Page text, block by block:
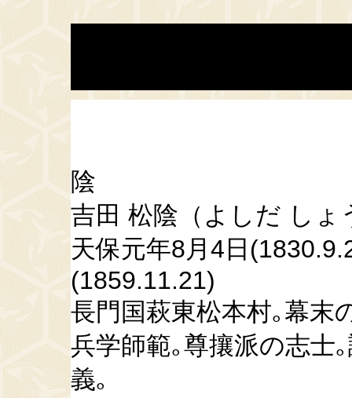
陰
吉田 松陰（よしだ しょ
天保元年8月4日
(1859.11.21)
長門国萩東松本村｡幕末
兵学師範｡尊攘派の志士
義｡